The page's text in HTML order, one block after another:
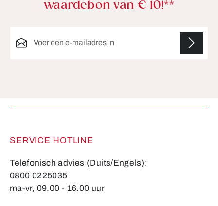
waardebon van € 10!**
SERVICE HOTLINE
Telefonisch advies (Duits/Engels):
0800 0225035
ma-vr, 09.00 - 16.00 uur